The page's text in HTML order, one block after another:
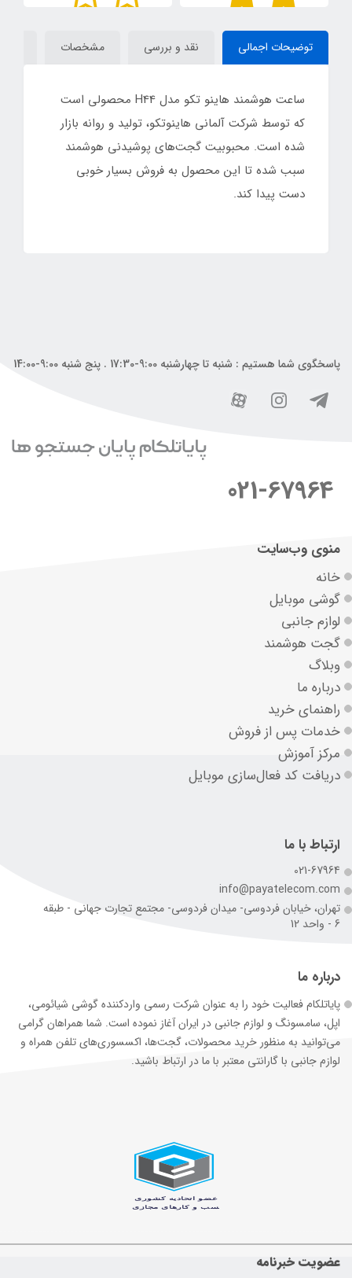
توضیحات اجمالی نقد و بررسی مشخصات
ساعت هوشمند هاینو تکو مدل H44 محصولی است
که توسط شرکت آلمانی هاینوتکو، تولید و روانه بازار
شده است. محبوبیت گجت‌های پوشیدنی هوشمند
سبب شده تا این محصول به فروش بسیار خوبی
دست پیدا کند.
پاسخگوی شما هستیم : شنبه تا چهارشنبه 9:00-17:30 . پنج شنبه 9:00-14:00
021-67964
منوی وب‌سایت
خانه
گوشی موبایل
لوازم جانبی
گجت هوشمند
وبلاگ
درباره ما
راهنمای خرید
خدمات پس از فروش
مرکز آموزش
دریافت کد فعال‌سازی موبایل
ارتباط با ما
021-67964
info@payatelecom.com
تهران، خیابان فردوسی- میدان فردوسی- مجتمع تجارت جهانی - طبقه
6 - واحد 12
درباره ما
پایاتلکام فعالیت خود را به عنوان شرکت رسمی وارد‌کننده گوشی شیائومی،
اپل، سامسونگ و لوازم جانبی در ایران آغاز نموده است. شما همراهان گرامی
می‌توانید به منظور خرید محصولات، گجت‌ها، اکسسوری‌های تلفن همراه و
لوازم جانبی با گارانتی معتبر با ما در ارتباط باشید.
عضویت خبرنامه